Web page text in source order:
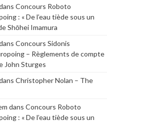
Concours Roboto
: « De l’eau tiède sous un
Shōhei Imamura
Concours Sidonis
– Règlements de compte
John Sturges
Christopher Nolan – The
dans Concours Roboto
: « De l’eau tiède sous un